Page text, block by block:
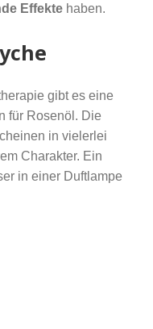
Effektehaben.
gibt es eine
für Rosenöl. Die
in vielerlei
Charakter. Ein
in einer Duftlampe